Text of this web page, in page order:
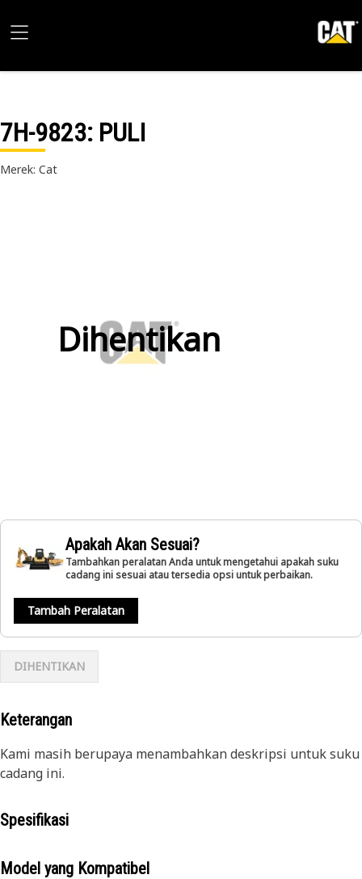
7H-9823: PULI
Merek: Cat
Dihentikan
Apakah Akan Sesuai?
Tambahkan peralatan Anda untuk mengetahui apakah suku
cadang ini sesuai atau tersedia opsi untuk perbaikan.
Tambah Peralatan
DIHENTIKAN
Keterangan
Kami masih berupaya menambahkan deskripsi untuk suku
cadang ini.
Spesifikasi
Model yang Kompatibel